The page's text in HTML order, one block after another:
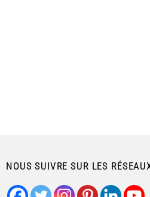
NOUS SUIVRE SUR LES